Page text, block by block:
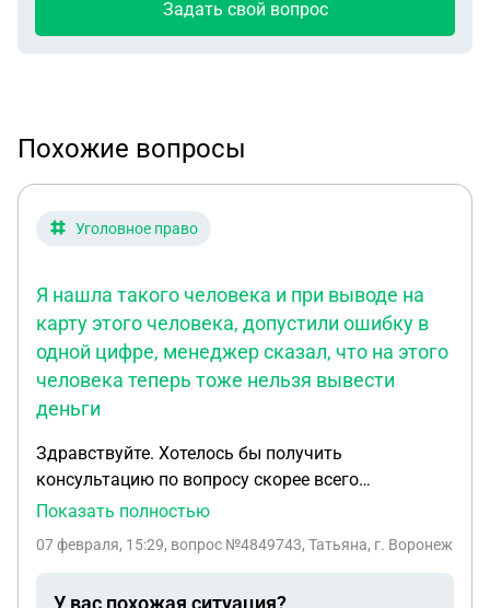
Задать свой вопрос
Похожие вопросы
Уголовное право
Я нашла такого человека и при выводе на
карту этого человека, допустили ошибку в
одной цифре, менеджер сказал, что на этого
человека теперь тоже нельзя вывести
деньги
Здравствуйте. Хотелось бы получить
консультацию по вопросу скорее всего
мошенничества. Связалась с платформой CQG
такая платформа, где можно преумножить
Показать полностью
07 февраля, 15:29, вопрос №4849743, Татьяна, г. Воронеж
У вас похожая ситуация?